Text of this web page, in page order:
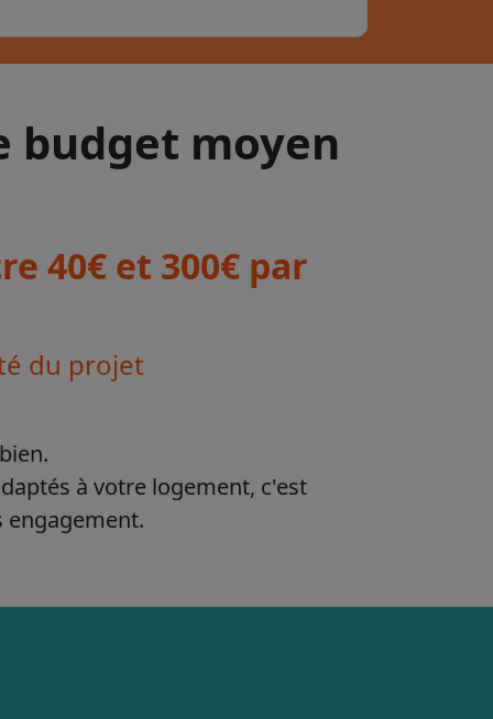
budget moyen
40€ et 300€ par
du projet
à votre logement, c'est
engagement.